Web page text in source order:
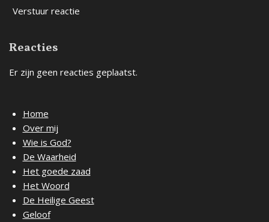
Verstuur reactie
Reacties
Er zijn geen reacties geplaatst.
Home
Over mij
Wie is God?
De Waarheid
Het goede zaad
Het Woord
De Heilige Geest
Geloof